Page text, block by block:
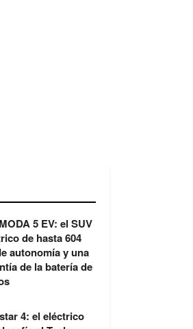
5 EV: el SUV
de hasta 604
autonomía y una
de la batería de
4: el eléctrico